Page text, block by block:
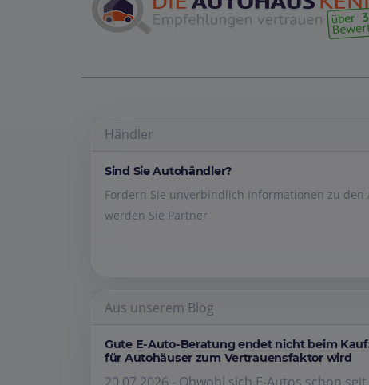
Händler
Sind Sie Autohändler?
Fordern Sie unverbindlich Informationen zu den
werden Sie Partner
Aus unserem Blog
Gute E-Auto-Beratung endet nicht beim
für Autohäuser zum Vertrauensfaktor wird